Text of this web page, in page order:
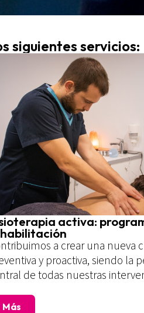
siguientes servicios:
activa:
a crear una nueva
y proactiva, siendo la
de todas nuestras
Más